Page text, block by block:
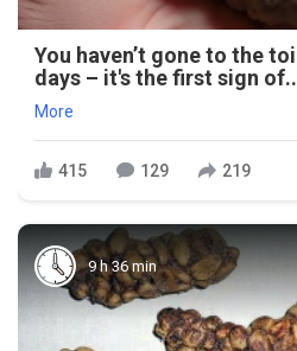
You haven’t gone to the
days – it's the first sign
More
415 129 219
9 h 36 min